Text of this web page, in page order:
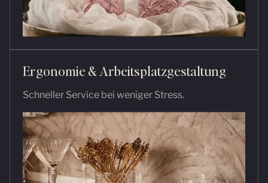
Ergonomie & Arbeitsplatz­gestaltung
Schneller Service bei weniger Stress.